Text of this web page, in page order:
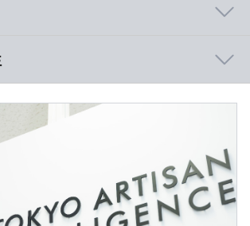
提示額を保証するものではありません）